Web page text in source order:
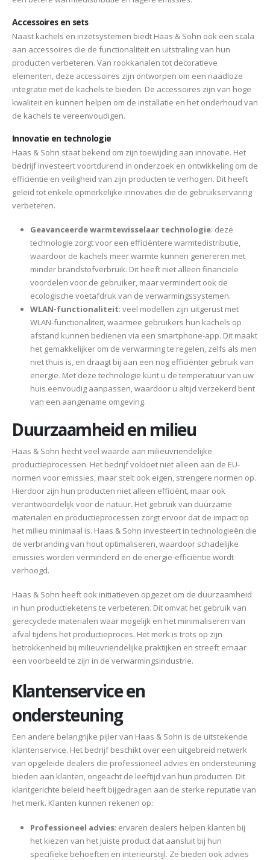
Accessoires en sets
Naast kachels en inzetsystemen biedt Haas & Sohn ook een scala
aan accessoires die de functionaliteit en uitstraling van hun
producten verbeteren. Van rookkanalen tot decoratieve
elementen, deze accessoires zijn ontworpen om een naadloze
integratie met de kachels te bieden. De accessoires zijn van hoge
kwaliteit en kunnen helpen om de installatie en het onderhoud van
de kachels te vereenvoudigen.
Innovatie en technologie
Haas & Sohn staat bekend om zijn toewijding aan innovatie. Het
bedrijf investeert voortdurend in onderzoek en ontwikkeling om de
efficiëntie en veiligheid van zijn producten te verhogen. Dit heeft
geleid tot enkele opmerkelijke innovaties die de gebruikservaring
verbeteren.
Geavanceerde warmtewisselaar technologie: deze
technologie zorgt voor een efficiëntere warmtedistributie,
waardoor de kachels meer warmte kunnen genereren met
minder brandstofverbruik. Dit heeft niet alleen financiële
voordelen voor de gebruiker, maar vermindert ook de
ecologische voetafdruk van de verwarmingssystemen.
WLAN-functionaliteit: veel modellen zijn uitgerust met
WLAN-functionaliteit, waarmee gebruikers hun kachels op
afstand kunnen bedienen via een smartphone-app. Dit maakt
het gemakkelijker om de verwarming te regelen, zelfs als men
niet thuis is, en draagt bij aan een nog efficiënter gebruik van
energie. Met deze technologie kunt u de temperatuur van uw
huis eenvoudig aanpassen, waardoor u altijd verzekerd bent
van een aangename omgeving.
Duurzaamheid en milieu
Haas & Sohn hecht veel waarde aan milieuvriendelijke
productieprocessen. Het bedrijf voldoet niet alleen aan de EU-
normen voor emissies, maar stelt ook eigen, strengere normen op.
Hierdoor zijn hun producten niet alleen efficiënt, maar ook
verantwoordelijk voor de natuur. Het gebruik van duurzame
materialen en productieprocessen zorgt ervoor dat de impact op
het milieu minimaal is. Haas & Sohn investeert in technologieën die
de verbranding van hout optimaliseren, waardoor schadelijke
emissies worden verminderd en de energie-efficiëntie wordt
verhoogd.
Haas & Sohn heeft ook initiatieven opgezet om de duurzaamheid
in hun productieketens te verbeteren. Dit omvat het gebruik van
gerecyclede materialen waar mogelijk en het minimaliseren van
afval tijdens het productieproces. Het merk is trots op zijn
betrokkenheid bij milieuvriendelijke praktijken en streeft ernaar
een voorbeeld te zijn in de verwarmingsindustrie.
Klantenservice en
ondersteuning
Een andere belangrijke pijler van Haas & Sohn is de uitstekende
klantenservice. Het bedrijf beschikt over een uitgebreid netwerk
van opgeleide dealers die professioneel advies en ondersteuning
bieden aan klanten, ongeacht de leeftijd van hun producten. Dit
klantgerichte beleid heeft bijgedragen aan de sterke reputatie van
het merk. Klanten kunnen rekenen op:
Professioneel advies: ervaren dealers helpen klanten bij
het kiezen van het juiste product dat aansluit bij hun
specifieke behoeften en interieurstijl. Ze bieden ook advies